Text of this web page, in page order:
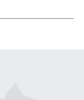
していることが […]
も同じでは？」 と